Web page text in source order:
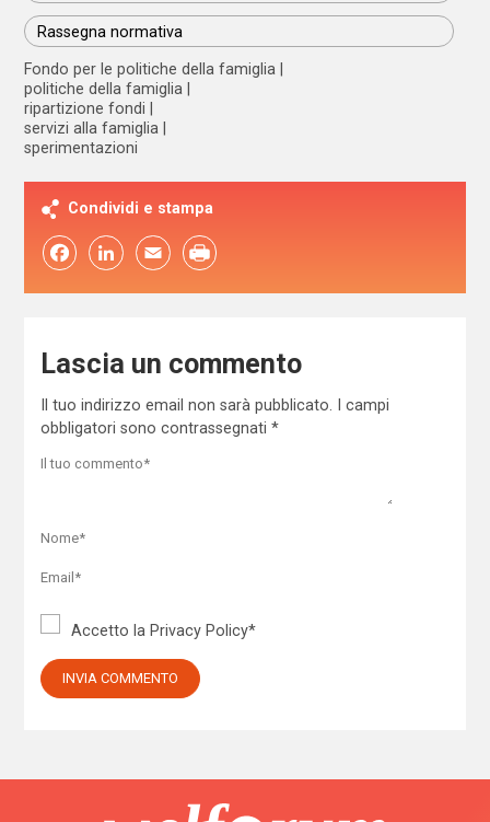
Rassegna normativa
Fondo per le politiche della famiglia
politiche della famiglia
ripartizione fondi
servizi alla famiglia
sperimentazioni
Condividi e stampa
FacebookLinkedIn Email
Lascia un commento
Il tuo indirizzo email non sarà pubblicato.
I campi
obbligatori sono contrassegnati *
Accetto la Privacy Policy*